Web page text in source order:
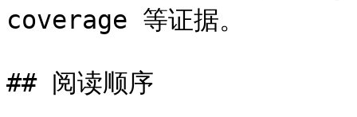
coverage 等证据。
## 阅读顺序